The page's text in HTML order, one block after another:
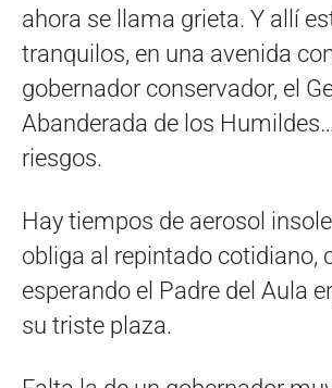
ahora se llama grieta. Y allí
tranquilos, en una avenida
gobernador conservador, el
Abanderada de los
riesgos.
Hay tiempos de aerosol
obliga al repintado cotidiano,
esperando el Padre del Aula
su triste plaza.